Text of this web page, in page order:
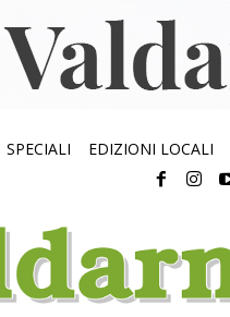
SPECIALI EDIZIONI LOCALI